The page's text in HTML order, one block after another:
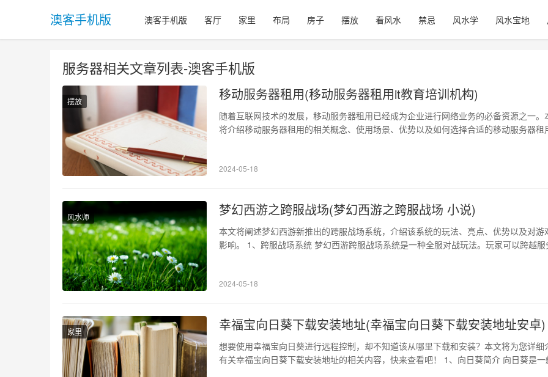
澳客手机版 澳客手机版 客厅 家里 布局 房子 摆放 看风水 禁忌 风水学 风水宝地
服务器相关文章列表-澳客手机版
摆放 移动服务器租用(移动服务器租用it教育培训机构)
随着互联网技术的发展，移动服务器租用已经成为企业进行网络业务的必备资源之一。
将介绍移动服务器租用的相关概念、使用场景、优势以及如何选择合适的移动服务器租
本。通过租用移动服务器，企业可以更加灵…
2024-05-18
风水师 梦幻西游之跨服战场(梦幻西游之跨服战场 小说)
本文将阐述梦幻西游新推出的跨服战场系统，介绍该系统的玩法、亮点、优势以及对游
影响。 1、跨服战场系统 梦幻西游跨服战场系统是一种全服对战玩法。玩家可以跨越服
入研究和开发，不断推出新的玩法和…
2024-05-18
家里 幸福宝向日葵下载安装地址(幸福宝向日葵下载安装地址安卓)
想要使用幸福宝向日葵进行远程控制，却不知道该从哪里下载和安装？本文将为您详细
有关幸福宝向日葵下载安装地址的相关内容，快来查看吧！ 1、向日葵简介 向日葵是一